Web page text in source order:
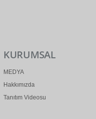
KURUMSAL
MEDYA
Hakkımızda
Tanıtım Videosu